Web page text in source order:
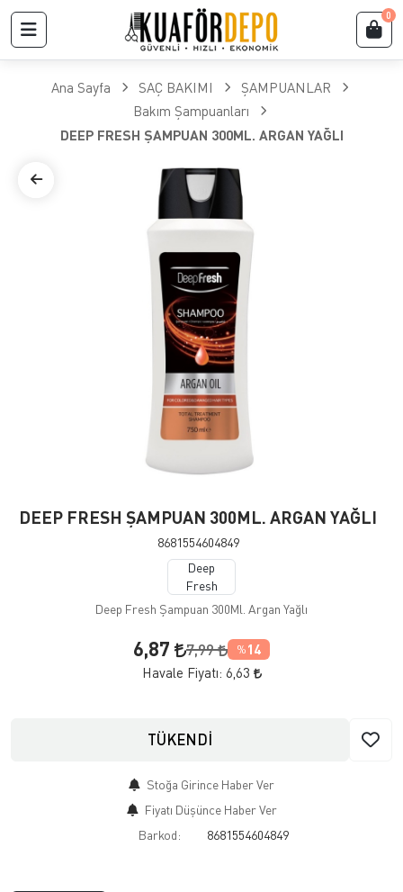
0
Ana Sayfa SAÇ BAKIMI
ŞAMPUANLAR
Bakım Şampuanları
DEEP FRESH ŞAMPUAN 300ML. ARGAN YAĞLI
DEEP FRESH ŞAMPUAN 300ML. ARGAN YAĞLI
8681554604849
Deep
Fresh
Deep Fresh Şampuan 300Ml. Argan Yağlı
6,87 7,99 % 14
Havale Fiyatı: 6,63
TÜKENDİ
Stoğa Girince Haber Ver
Fiyatı Düşünce Haber Ver
Barkod:
8681554604849